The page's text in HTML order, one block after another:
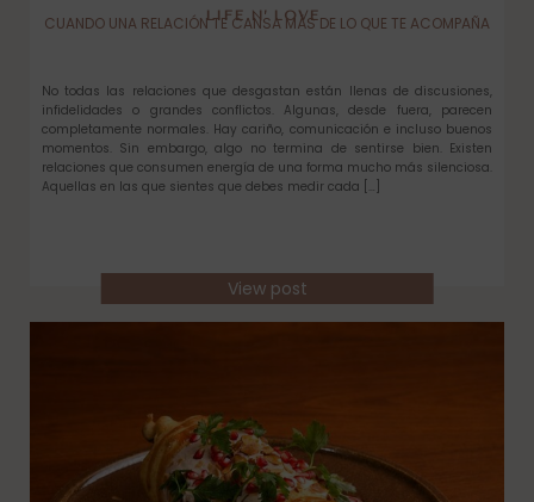
LIFE N’ LOVE
CUANDO UNA RELACIÓN TE CANSA MÁS DE LO QUE TE ACOMPAÑA
No todas las relaciones que desgastan están llenas de discusiones,
infidelidades o grandes conflictos. Algunas, desde fuera, parecen
completamente normales. Hay cariño, comunicación e incluso buenos
momentos. Sin embargo, algo no termina de sentirse bien. Existen
relaciones que consumen energía de una forma mucho más silenciosa.
Aquellas en las que sientes que debes medir cada […]
View post